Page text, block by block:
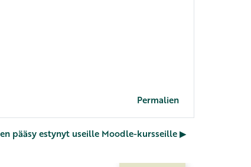
Permalien
pääsy estynyt useille Moodle-kursseille ▶︎